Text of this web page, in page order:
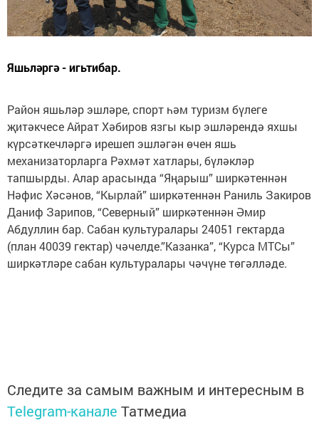
Яшьләргә - игьтибар.
Район яшьләр эшләре, спорт һәм туризм бүлеге
җитәкчесе Айрат Хәбиров язгы кыр эшләрендә яхшы
күрсәткечләргә ирешеп эшләгән өчен яшь
механизаторларга Рәхмәт хатлары, бүләкләр
тапшырды. Алар арасында “Яңарыш” ширкәтеннән
Нәфис Хәсәнов, “Кырлай” ширкәтеннән Раниль Закиров
Даниф Зарипов, “Северный” ширкәтеннән Әмир
Абдуллин бар. Сабан культуралары 24051 гектарда
(план 40039 гектар) чәчелде.”Казанка”, “Курса МТСы”
ширкәтләре сабан культуралары чәчүне төгәлләде.
Следите за самым важным и интересным в
Telegram-канале Татмедиа